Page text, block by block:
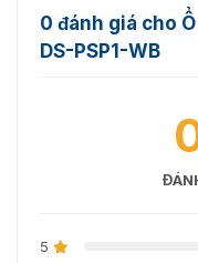
Hiển thị
(WxHxD)
0 đánh giá cho
DS-PSP1-WB
5